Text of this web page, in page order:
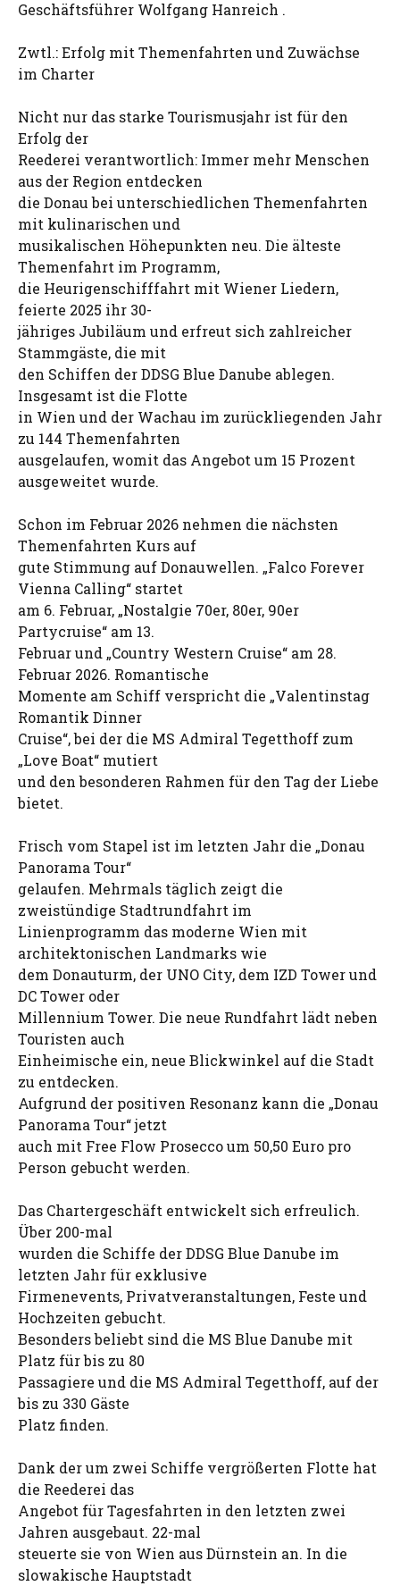
Geschäftsführer Wolfgang Hanreich .
Zwtl.: Erfolg mit Themenfahrten und Zuwächse
im Charter
Nicht nur das starke Tourismusjahr ist für den
Erfolg der
Reederei verantwortlich: Immer mehr Menschen
aus der Region entdecken
die Donau bei unterschiedlichen Themenfahrten
mit kulinarischen und
musikalischen Höhepunkten neu. Die älteste
Themenfahrt im Programm,
die Heurigenschifffahrt mit Wiener Liedern,
feierte 2025 ihr 30-
jähriges Jubiläum und erfreut sich zahlreicher
Stammgäste, die mit
den Schiffen der DDSG Blue Danube ablegen.
Insgesamt ist die Flotte
in Wien und der Wachau im zurückliegenden Jahr
zu 144 Themenfahrten
ausgelaufen, womit das Angebot um 15 Prozent
ausgeweitet wurde.
Schon im Februar 2026 nehmen die nächsten
Themenfahrten Kurs auf
gute Stimmung auf Donauwellen. „Falco Forever
Vienna Calling“ startet
am 6. Februar, „Nostalgie 70er, 80er, 90er
Partycruise“ am 13.
Februar und „Country Western Cruise“ am 28.
Februar 2026. Romantische
Momente am Schiff verspricht die „Valentinstag
Romantik Dinner
Cruise“, bei der die MS Admiral Tegetthoff zum
„Love Boat“ mutiert
und den besonderen Rahmen für den Tag der Liebe
bietet.
Frisch vom Stapel ist im letzten Jahr die „Donau
Panorama Tour“
gelaufen. Mehrmals täglich zeigt die
zweistündige Stadtrundfahrt im
Linienprogramm das moderne Wien mit
architektonischen Landmarks wie
dem Donauturm, der UNO City, dem IZD Tower und
DC Tower oder
Millennium Tower. Die neue Rundfahrt lädt neben
Touristen auch
Einheimische ein, neue Blickwinkel auf die Stadt
zu entdecken.
Aufgrund der positiven Resonanz kann die „Donau
Panorama Tour“ jetzt
auch mit Free Flow Prosecco um 50,50 Euro pro
Person gebucht werden.
Das Chartergeschäft entwickelt sich erfreulich.
Über 200-mal
wurden die Schiffe der DDSG Blue Danube im
letzten Jahr für exklusive
Firmenevents, Privatveranstaltungen, Feste und
Hochzeiten gebucht.
Besonders beliebt sind die MS Blue Danube mit
Platz für bis zu 80
Passagiere und die MS Admiral Tegetthoff, auf der
bis zu 330 Gäste
Platz finden.
Dank der um zwei Schiffe vergrößerten Flotte hat
die Reederei das
Angebot für Tagesfahrten in den letzten zwei
Jahren ausgebaut. 22-mal
steuerte sie von Wien aus Dürnstein an. In die
slowakische Hauptstadt